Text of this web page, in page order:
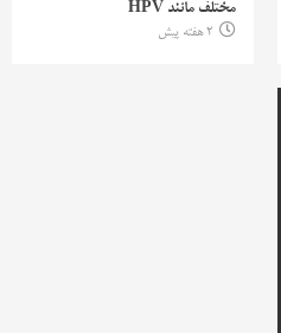
مختلف مانند HPV
2 هفته پیش